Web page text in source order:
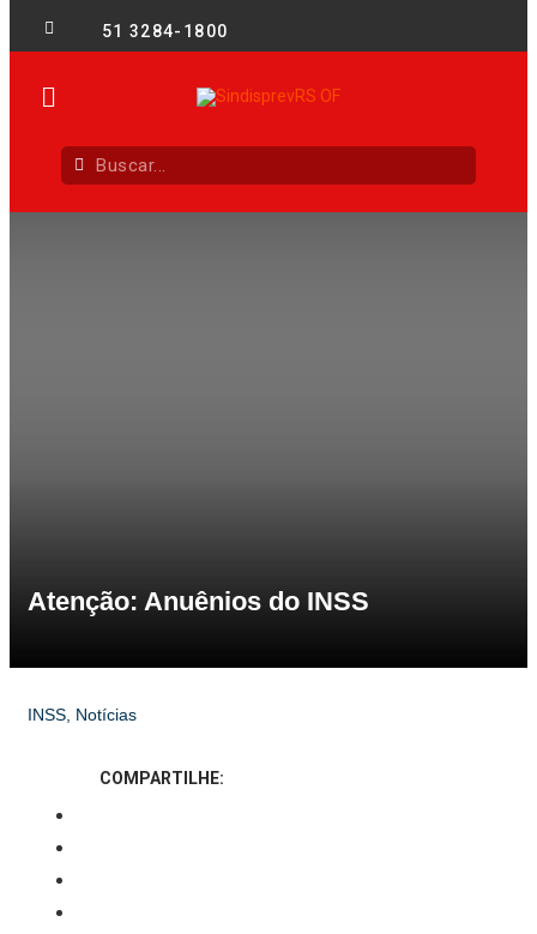
51 3284-1800
Atenção: Anuênios do INSS
INSS, Notícias
COMPARTILHE: